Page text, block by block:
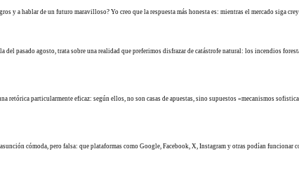
y a hablar de un futuro maravilloso? Yo creo que la respuesta más honesta es: mientras el mercado siga
pasado agosto, trata sobre una realidad que preferimos disfrazar de catástrofe natural: los incendios
retórica particularmente eficaz: según ellos, no son casas de apuestas, sino supuestos «mecanismos
cómoda, pero falsa: que plataformas como Google, Facebook, X, Instagram y otras podían